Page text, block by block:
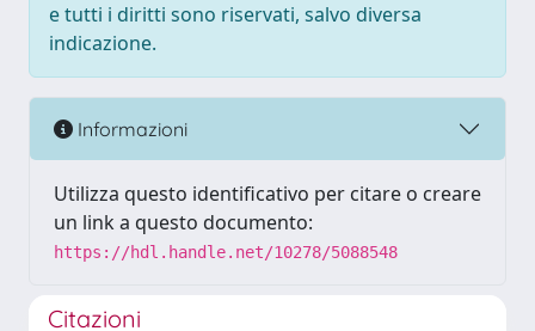
e tutti i diritti sono riservati, salvo diversa
indicazione.
Informazioni
Utilizza questo identificativo per citare o creare
un link a questo documento:
https://hdl.handle.net/10278/5088548
Citazioni